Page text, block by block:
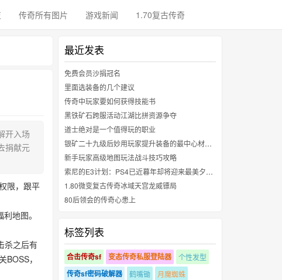
传奇所有图片 游戏新闻 1.70复古传奇
开入场
捐献元
限，跟平
地图。
杀之后有
，
最近发表
免费会员沙捐冠名
里面选装备的几个建议
传奇中玩家要如何获得技能书
黑铁矿石跨服活动江湖比拼资源争夺
道士绝对是一个值得玩的职业
银矿二十九级后妙用玩家提升装备的最中心材料获取
新手玩家高级地图玩法战斗技巧攻略
索尼的E3计划：PS4已近暮年却将迎来最美夕阳红
1.80微变复古传奇冰域天宫龙威镖局
80后领会的传奇心患上
标签列表
合击传奇sf 变态传奇私服登陆器 个性发型
传奇sf密码破解器 鹤嘴锄
月魔蜘蛛